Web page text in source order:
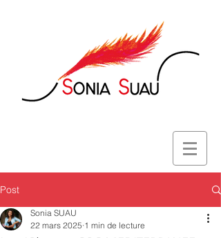
Post
Sonia SUAU
22 mars 2025 1 min de lecture